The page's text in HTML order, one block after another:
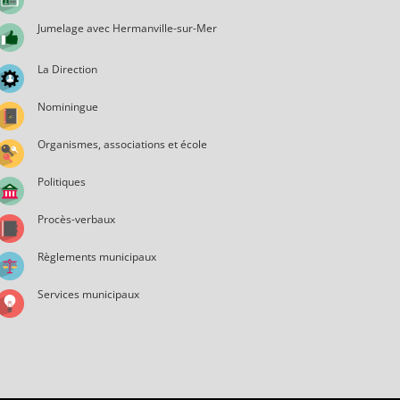
Jumelage avec Hermanville-sur-Mer
La Direction
Nominingue
Organismes, associations et école
Politiques
Procès-verbaux
Règlements municipaux
Services municipaux